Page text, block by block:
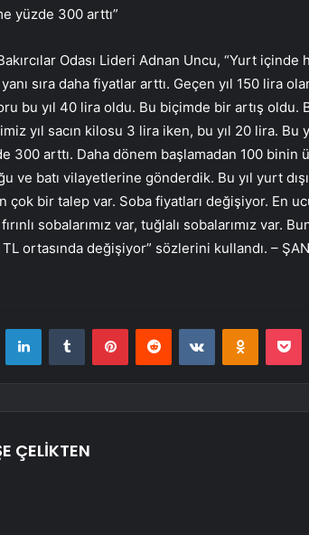
yüzde 300 arttı”
Odası Lideri Adnan Uncu, “Yurt
sıra daha fiyatlar arttı. Geçen yıl 150 lira
bu yıl 40 lira oldu. Bu biçimde bir artış oldu.
yıl sacın kilosu 3 lira iken, bu yıl 20 lira. Bu
300 arttı. Daha dönem başlamadan 100 binin
ve batı vilayetlerine gönderdik. Bu yıl yurt
bir talep var. Soba fiyatları değişiyor. En
sobalarımız var, tuğlalı sobalarımız var.
ortasında değişiyor” sözlerini kullandı. –
LinkedInTumblr PinterestReddit VKontakte
ÇELİKTEN